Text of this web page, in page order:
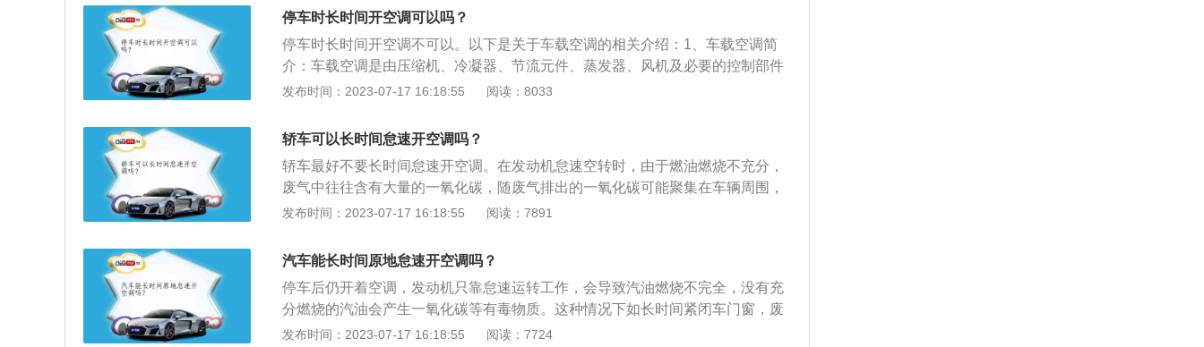
汽车空调的制冷效果会变差，制冷速度变慢。当汽车空调制热时，发动机内的高
温冷却液会流经暖水箱，鼓风机吹出的空气也会经过暖水箱，这样汽车空调的出
风口就能吹出暖风。汽车的空调系统需要定期清洗消毒。如果长时间不清理，会
后，转速稳定下来，就可以挂档上路，控制好转速不要超过2000转，温柔换挡稳
加油，这是最标准最正确的热车方法。节能、环保、积碳少。
停车时长时间开空调可以吗？
停车时长时间开空调不可以。以下是关于车载空调的相关介绍：1、车载空调简
介：车载空调是由压缩机、冷凝器、节流元件、蒸发器、风机及必要的控制部件
构成，用于调节车内温度、湿度，给驾驶员提供舒适环境的空调系统。2、工作
压缩，制冷剂的温度和压力升高，并被送入冷凝器。在冷凝器内，高温高压的气
态制冷剂把热量传递给经过冷凝器的车外空气而液化，变成液体。液态制冷剂流
经节流装置时，温度和压力降低，并进入蒸发器。在蒸发器内，低温低压的液态
制冷剂吸收经过蒸发器的车内空气的热量而蒸发，变成气体。气体又被压缩机吸
入进行下一轮循环。
发布时间：2023-07-17 16:18:55 阅读：8033
轿车可以长时间怠速开空调吗？
轿车最好不要长时间怠速开空调。在发动机怠速空转时，由于燃油燃烧不充分，
废气中往往含有大量的一氧化碳，随废气排出的一氧化碳可能聚集在车辆周围，
并通过空调系统进入车内。加上开空调时车窗紧闭，空气不流通，时间一长，车
消耗：空调所消耗的功率输出只占据发动机怠速能量的很小一部分，但怠速开空
调，发动机不仅要带动着空调压缩机，同时也需要维持着转向/刹车助力泵的正常
工作，后两个功能在停车时完全用不到，保持运转是浪费动力。2、怠速：怠速
是发动机为了确保连续运转而采用的最低燃油喷射策略，发动机处在一个几乎为
零负载的状态，怠速运转只是为了满足气缸四个冲程连续动作不至于中断。
发布时间：2023-07-17 16:18:55 阅读：7891
汽车能长时间原地怠速开空调吗？
停车后仍开着空调，发动机只靠怠速运转工作，会导致汽油燃烧不完全，没有充
分燃烧的汽油会产生一氧化碳等有毒物质。这种情况下如长时间紧闭车门窗，废
气就会进入密闭的车厢内，积聚到一定程度便会使人一氧化碳中毒。汽车空调有
发布时间：2023-07-17 16:18:55 阅读：7724